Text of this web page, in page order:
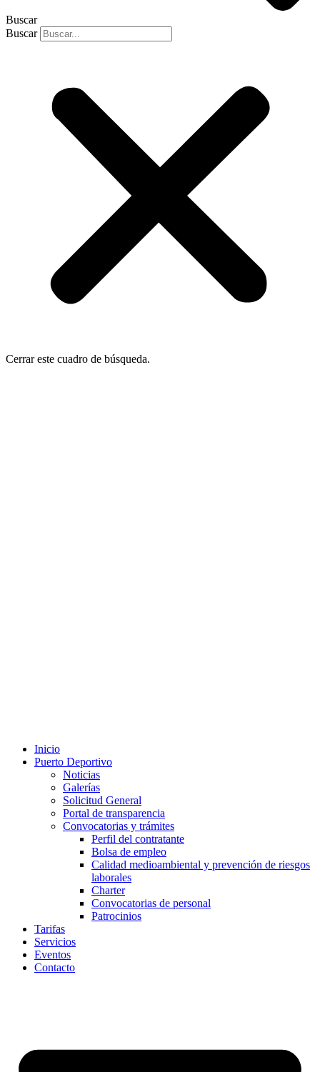
Buscar
Buscar
Cerrar este cuadro de búsqueda.
Inicio
Puerto Deportivo
Noticias
Galerías
Solicitud General
Portal de transparencia
Convocatorias y trámites
Perfil del contratante
Bolsa de empleo
Calidad medioambiental y prevención de riesgos
laborales
Charter
Convocatorias de personal
Patrocinios
Tarifas
Servicios
Eventos
Contacto